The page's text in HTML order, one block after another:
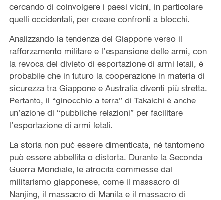
cercando di coinvolgere i paesi vicini, in particolare
quelli occidentali, per creare confronti a blocchi.
Analizzando la tendenza del Giappone verso il
rafforzamento militare e l’espansione delle armi, con
la revoca del divieto di esportazione di armi letali, è
probabile che in futuro la cooperazione in materia di
sicurezza tra Giappone e Australia diventi più stretta.
Pertanto, il “ginocchio a terra” di Takaichi è anche
un’azione di “pubbliche relazioni” per facilitare
l’esportazione di armi letali.
La storia non può essere dimenticata, né tantomeno
può essere abbellita o distorta. Durante la Seconda
Guerra Mondiale, le atrocità commesse dal
militarismo giapponese, come il massacro di
Nanjing, il massacro di Manila e il massacro di